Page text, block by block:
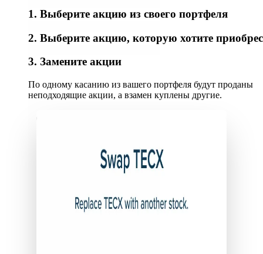
1. Выберите акцию из своего портфеля
2. Выберите акцию, которую хотите
3. Замените акции
По одному касанию из вашего портфеля будут проданы
неподходящие акции, а взамен куплены другие.